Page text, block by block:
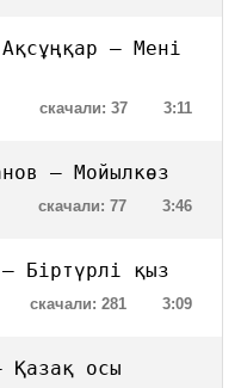
— Мені
3:11
скачали: 37
— Мойылкөз
3:46
скачали: 77
Біртүрлі қыз
3:09
скачали: 281
Қазақ осы